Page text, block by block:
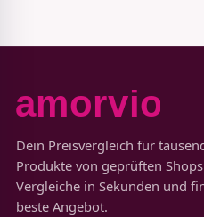
Dein Preisvergleich für
Produkte von geprüften
Vergleiche in Sekunden und
beste Angebot.